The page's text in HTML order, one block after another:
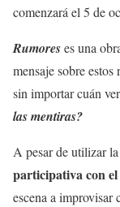
comenzará el 5 de
Rumoreses una
mensaje sobre
sin importar cuán
las mentiras?
A pesar de utilizar
participativa con
escena a improvisar